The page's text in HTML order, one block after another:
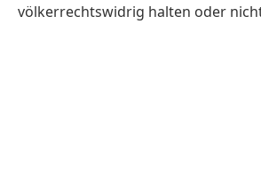
völkerrechtswidrig halten oder